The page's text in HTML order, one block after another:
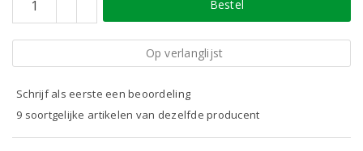
Bestel
Op verlanglijst
Schrijf als eerste een beoordeling
9 soortgelijke artikelen van dezelfde producent